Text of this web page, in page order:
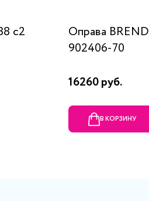
с2
Оправа
902406-70
16260 руб.
В КОРЗИНУ